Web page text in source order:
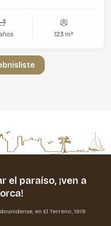
123 m²
el paraíso, ¡ven a
en El Terreno, 1919